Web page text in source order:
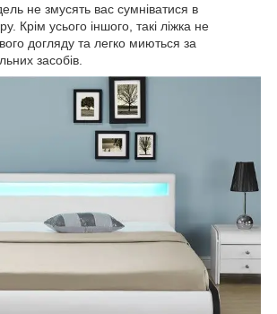
не змусять вас сумніватися в
Крім усього іншого, такі ліжка не
догляду та легко миються за
засобів.